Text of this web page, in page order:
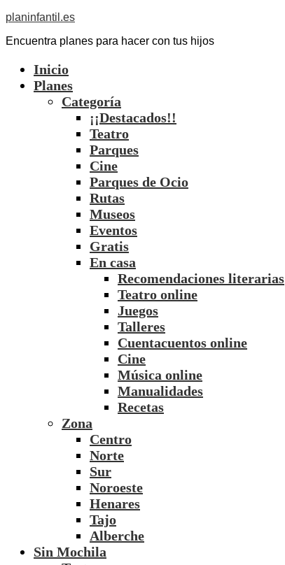
planinfantil.es
Encuentra planes para hacer con tus hijos
Inicio
Planes
Categoría
¡¡Destacados!!
Teatro
Parques
Cine
Parques de Ocio
Rutas
Museos
Eventos
Gratis
En casa
Recomendaciones literarias
Teatro online
Juegos
Talleres
Cuentacuentos online
Cine
Música online
Manualidades
Recetas
Zona
Centro
Norte
Sur
Noroeste
Henares
Tajo
Alberche
Sin Mochila